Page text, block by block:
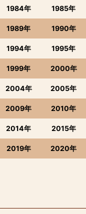
1984年 1985年
1989年 1990年
1994年 1995年
1999年 2000年
2004年 2005年
2009年 2010年
2014年 2015年
2019年 2020年